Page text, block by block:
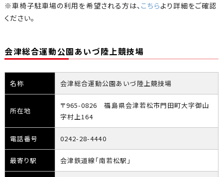
※車椅子駐車場の利用を希望される方は、 こちらより詳細をご確認
ください。
会津総合運動公園あいづ陸上競技場
名称 会津総合運動公園あいづ陸上競技場
所在地
〒965-0826 福島県会津若松市門田町大字御山
字村上164
電話番号 0242-28-4440
最寄り駅 会津鉄道線「南若松駅」